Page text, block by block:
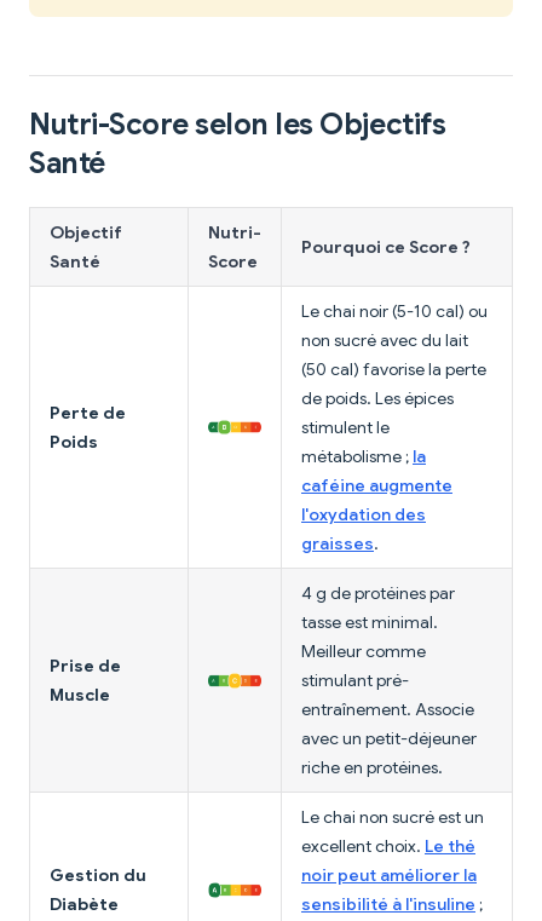
Nutri-Score selon les Objectifs
Santé
Objectif
Santé
Nutri-
Score
Pourquoi ce Score ?
Perte de
Poids
Le chai noir (5-10 cal) ou
non sucré avec du lait
(50 cal) favorise la perte
de poids. Les épices
stimulent le
métabolisme ; la
caféine augmente
l'oxydation des
graisses.
Prise de
Muscle
4 g de protéines par
tasse est minimal.
Meilleur comme
stimulant pré-
entraînement. Associe
avec un petit-déjeuner
riche en protéines.
Gestion du
Diabète
Le chai non sucré est un
excellent choix. Le thé
noir peut améliorer la
sensibilité à l'insuline ;